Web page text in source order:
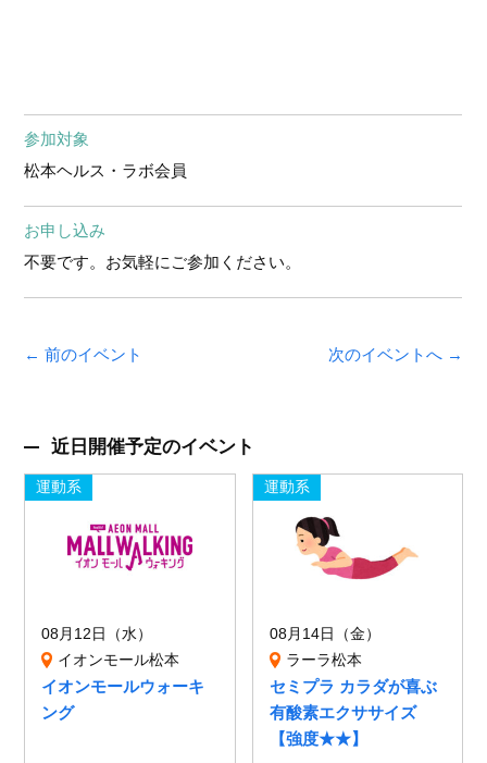
参加対象
松本ヘルス・ラボ会員
お申し込み
不要です。お気軽にご参加ください。
← 前のイベント 次のイベントへ →
近日開催予定のイベント
運動系
08月12日（水）
イオンモール松本
イオンモールウォーキ
ング
運動系
08月14日（金）
ラーラ松本
セミプラ カラダが喜ぶ
有酸素エクササイズ
【強度★★】